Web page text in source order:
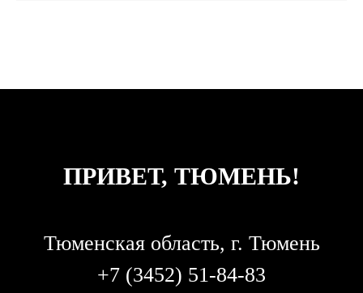
ПРИВЕТ, ТЮМЕНЬ!
Тюменская область, г. Тюмень
+7 (3452) 51-84-83